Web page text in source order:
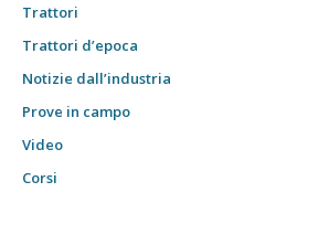
Trattori
Trattori d’epoca
Notizie dall’industria
Prove in campo
Video
Corsi